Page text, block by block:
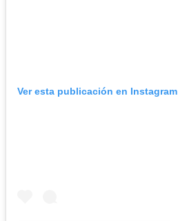
Ver esta publicación en Instagram